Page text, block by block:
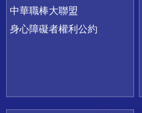
中華職棒大聯盟
身心障礙者權利公約